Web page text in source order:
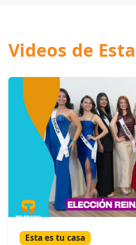
Videos de
Esta es tu casa